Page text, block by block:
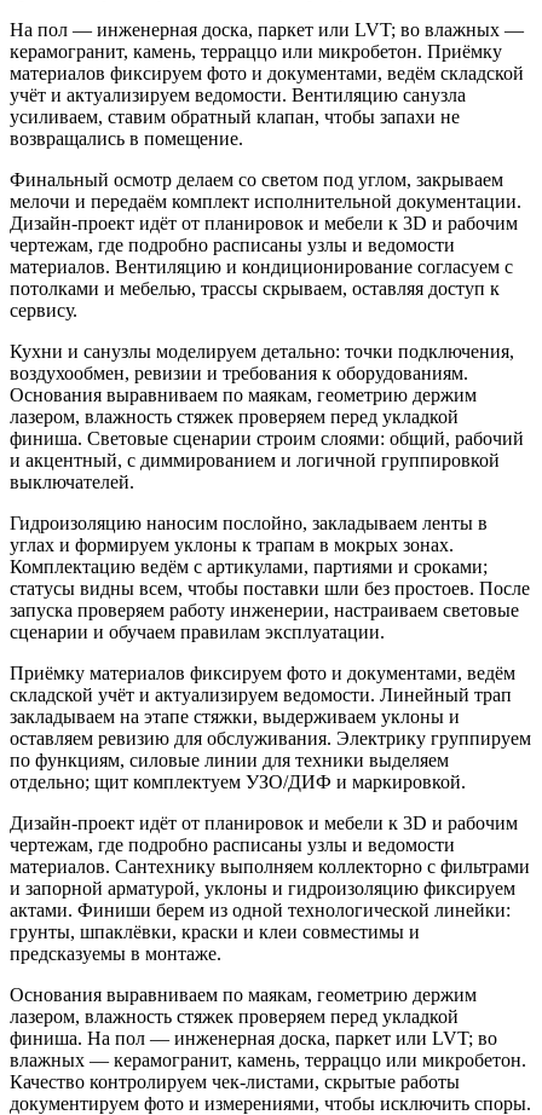
На пол — инженерная доска, паркет или LVT; во влажных —
керамогранит, камень, терраццо или микробетон. Приёмку
материалов фиксируем фото и документами, ведём складской
учёт и актуализируем ведомости. Вентиляцию санузла
усиливаем, ставим обратный клапан, чтобы запахи не
возвращались в помещение.
Финальный осмотр делаем со светом под углом, закрываем
мелочи и передаём комплект исполнительной документации.
Дизайн-проект идёт от планировок и мебели к 3D и рабочим
чертежам, где подробно расписаны узлы и ведомости
материалов. Вентиляцию и кондиционирование согласуем с
потолками и мебелью, трассы скрываем, оставляя доступ к
сервису.
Кухни и санузлы моделируем детально: точки подключения,
воздухообмен, ревизии и требования к оборудованиям.
Основания выравниваем по маякам, геометрию держим
лазером, влажность стяжек проверяем перед укладкой
финиша. Световые сценарии строим слоями: общий, рабочий
и акцентный, с диммированием и логичной группировкой
выключателей.
Гидроизоляцию наносим послойно, закладываем ленты в
углах и формируем уклоны к трапам в мокрых зонах.
Комплектацию ведём с артикулами, партиями и сроками;
статусы видны всем, чтобы поставки шли без простоев. После
запуска проверяем работу инженерии, настраиваем световые
сценарии и обучаем правилам эксплуатации.
Приёмку материалов фиксируем фото и документами, ведём
складской учёт и актуализируем ведомости. Линейный трап
закладываем на этапе стяжки, выдерживаем уклоны и
оставляем ревизию для обслуживания. Электрику группируем
по функциям, силовые линии для техники выделяем
отдельно; щит комплектуем УЗО/ДИФ и маркировкой.
Дизайн-проект идёт от планировок и мебели к 3D и рабочим
чертежам, где подробно расписаны узлы и ведомости
материалов. Сантехнику выполняем коллекторно с фильтрами
и запорной арматурой, уклоны и гидроизоляцию фиксируем
актами. Финиши берем из одной технологической линейки:
грунты, шпаклёвки, краски и клеи совместимы и
предсказуемы в монтаже.
Основания выравниваем по маякам, геометрию держим
лазером, влажность стяжек проверяем перед укладкой
финиша. На пол — инженерная доска, паркет или LVT; во
влажных — керамогранит, камень, терраццо или микробетон.
Качество контролируем чек-листами, скрытые работы
документируем фото и измерениями, чтобы исключить споры.